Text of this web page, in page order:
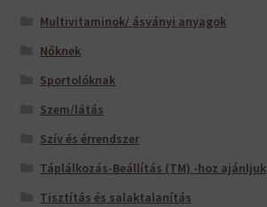
Multivitaminok/ ásványi anyagok
Nőknek
Sportolóknak
Szem/látás
Szív és érrendszer
Táplálkozás-Beállítás (TM) -hoz ajánljuk
Tisztítás és salaktalanítás